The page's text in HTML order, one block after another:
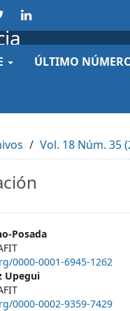
ÚLTIMO
Vol. 18 Núm. 35
Posada
0000-0001-6945-1262
Upegui
0000-0002-9359-7429